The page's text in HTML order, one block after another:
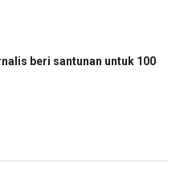
beri santunan untuk 100